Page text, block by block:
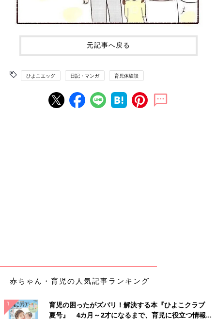
元記事へ戻る
ひよこエッグ 日記・マンガ 育児体験談
赤ちゃん・育児の人気記事ランキング
育児の困ったがズバリ！解決する本『ひよこクラブ
夏号』 4カ月～2才になるまで、育児に役立つ情報が